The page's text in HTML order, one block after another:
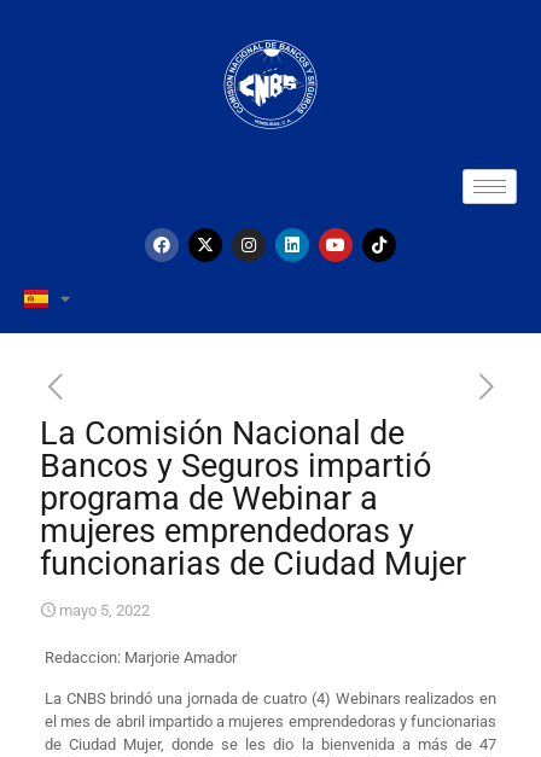
La Comisión Nacional de
Bancos y Seguros impartió
programa de Webinar a
mujeres emprendedoras y
funcionarias de Ciudad Mujer
mayo 5, 2022
​Redaccion: Marjorie Amador ​
La CNBS brindó una jornada de cuatro (4) Webinars realizados en
el mes de abril impartido a mujeres emprendedoras y funcionarias
de Ciudad Mujer, donde se les dio la bienvenida a más de 47